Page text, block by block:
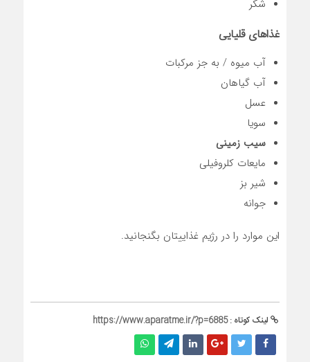
شکر
غذاهای قلیایی
آب میوه / به جز مرکبات
آب گیاهان
عسل
سویا
سیب زمینی
مایعات کلروفیلی
شیر بز
جوانه
این موارد را در رژیم غذاییتان بگنجانید.
لینک کوتاه :https://www.aparatme.ir/?p=6885